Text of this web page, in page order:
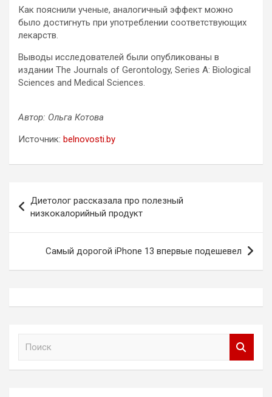
Как пояснили ученые, аналогичный эффект можно
было достигнуть при употреблении соответствующих
лекарств.
Выводы исследователей были опубликованы в
издании The Journals of Gerontology, Series A: Biological
Sciences and Medical Sciences.
Автор: Ольга Котова
Источник: belnovosti.by
по
записям
Диетолог рассказала про полезный
низкокалорийный продукт
Самый дорогой iPhone 13 впервые подешевел